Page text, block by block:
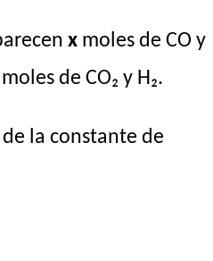
x moles de CO y
moles de CO₂ y H₂.
la constante de